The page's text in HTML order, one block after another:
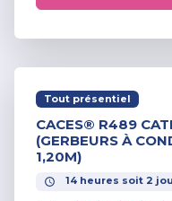
Tout présentiel
CACES® R489
(GERBEURS À
1,20M)
14 heures soit 2